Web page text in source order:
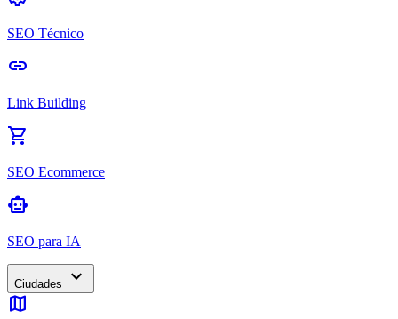
SEO Técnico
link
Link Building
shopping_cart
SEO Ecommerce
smart_toy
SEO para IA
Ciudades
expand_more
map